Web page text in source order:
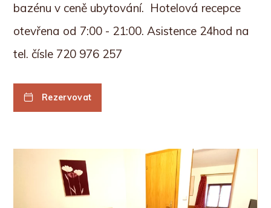
bazénu v ceně ubytování. Hotelová recepce
otevřena od 7:00 - 21:00. Asistence 24hod na
tel. čísle 720 976 257
Rezervovat